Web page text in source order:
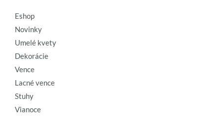
Eshop
Novinky
Umelé kvety
Dekorácie
Vence
Lacné vence
Stuhy
Vianoce